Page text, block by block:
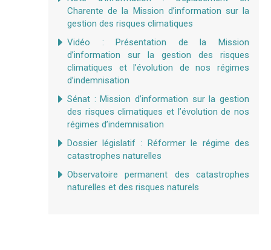
Charente de la Mission d’information sur la
gestion des risques climatiques
Vidéo : Présentation de la Mission
d’information sur la gestion des risques
climatiques et l’évolution de nos régimes
d’indemnisation
Sénat : Mission d’information sur la gestion
des risques climatiques et l’évolution de nos
régimes d’indemnisation
Dossier législatif : Réformer le régime des
catastrophes naturelles
Observatoire permanent des catastrophes
naturelles et des risques naturels